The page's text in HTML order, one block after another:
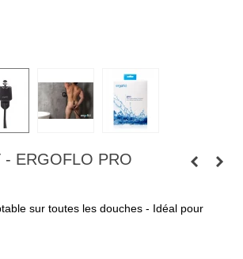
- ERGOFLO PRO
sur toutes les douches - Idéal pour